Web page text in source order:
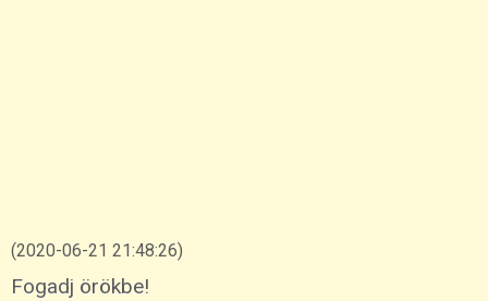
(2020-06-21 21:48:26)
Fogadj örökbe!